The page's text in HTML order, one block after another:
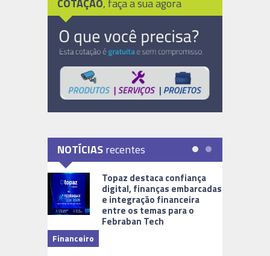
NOTÍCIASrecentes
Topaz destaca confiança
digital, finanças embarcadas
e integração financeira
entre os temas para o
Febraban Tech
Financeiro